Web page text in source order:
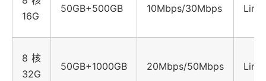
16G
50GB+500GB 10Mbps/30Mbps
8核
32G
50GB+1000GB 20Mbps/50Mbps